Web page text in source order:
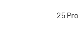
25